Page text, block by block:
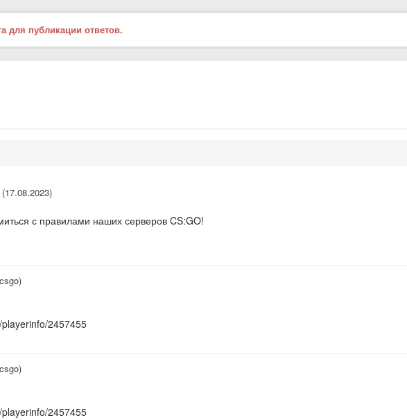
для публикации ответов.
с правилами наших серверов CS:GO!
2457455
2457455